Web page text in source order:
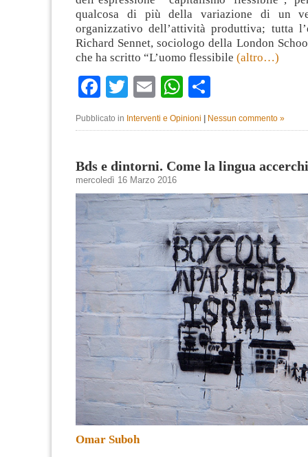
qualcosa di più della variazione di un
organizzativo dell’attività produttiva; tutta
Richard Sennet, sociologo della London
che ha scritto “L’uomo flessibile (altro…)
Facebook
TwitterEmailWhatsApp
Pubblicato in Interventi e Opinioni | Nessun commento »
Bds e dintorni. Come la lingua
mercoledì 16 Marzo 2016
Omar Suboh